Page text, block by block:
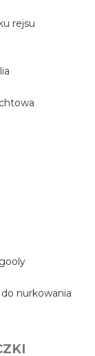
rejsu
nurkowania